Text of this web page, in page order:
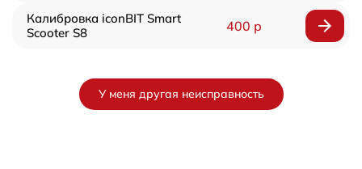
Калибровка iconBIT Smart
Scooter S8
400 р
У меня другая неисправность